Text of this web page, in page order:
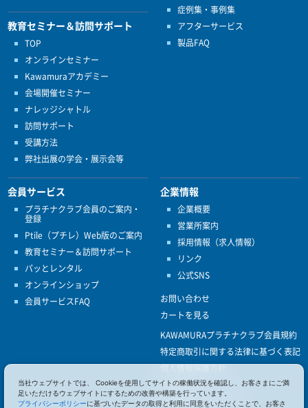
教育セミナー＆訪問サポート
TOP
オンラインセミナー
Kawamuraアカデミー
会場開催セミナー
ナレッジシャトル
訪問サポート
受講方法
弊社出展の学会・展示会等
症例集・事例集
アフターサービス
製品FAQ
会員サービス
プラチナクラブ会員のご案内・
登録
Ptile（プチレ）Web版のご案内
教育セミナー＆訪問サポート
パッとレンタル
オンラインショップ
会員サービスFAQ
企業情報
企業概要
営業所案内
採用情報（求人情報）
リンク
公式SNS
お問い合わせ
カートを見る
KAWAMURAプラチナクラブ会員規約
特定商取引に関する法律に基づく表記
個人情報保護方針
ISO9001
健康経営優良法人認定
当社ウェブサイトでは、 Cookieを使用してサイトの稼働状況を確認し、お客さまにご満
足いただけるウェブサイトにするための改善や構築を行っています。
プライバシーポリシーに基づいたデータの取得と利用に同意をいただくことで、お客さ